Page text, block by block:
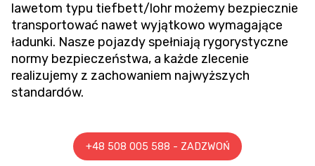
lawetom typu tiefbett/lohr możemy bezpiecznie
transportować nawet wyjątkowo wymagające
ładunki. Nasze pojazdy spełniają rygorystyczne
normy bezpieczeństwa, a każde zlecenie
realizujemy z zachowaniem najwyższych
standardów.
+48 508 005 588 - ZADZWOŃ